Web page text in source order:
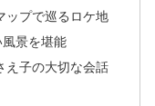
ップで巡るロケ地
景を堪能
え子の大切な会話